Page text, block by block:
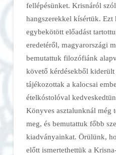
fellépésünket. Krisnáról
hangszerekkel kísértük. Ezt
egybekötött előadást
eredetéről, magyarországi
bemutattuk filozófiánk
követő kérdésekből
tájékozottak a kalocsai
ételkóstolóval
Könyves asztalunknál még
meg, és bemutattuk főbb
kiadványainkat. Örülünk,
előtt ismertethettük a